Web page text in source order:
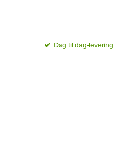
Dag til dag-levering